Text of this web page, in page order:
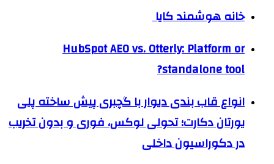
خانه هوشمند کایا
HubSpot AEO vs. Otterly: Platform or
standalone tool?
انواع قاب بندی دیوار با گچبری پیش ساخته پلی
یورتان دکارت؛ تحولی لوکس، فوری و بدون تخریب
در دکوراسیون داخلی